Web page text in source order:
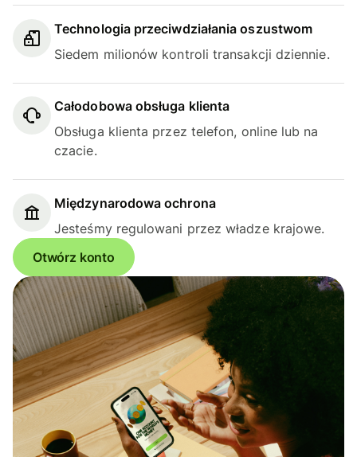
Technologia przeciwdziałania oszustwom
Siedem milionów kontroli transakcji dziennie.
Całodobowa obsługa klienta
Obsługa klienta przez telefon, online lub na
czacie.
Międzynarodowa ochrona
Jesteśmy regulowani przez władze krajowe.
Otwórz konto